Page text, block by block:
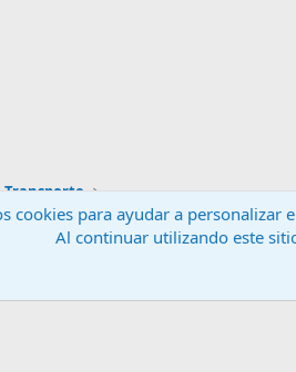
Transporte
cookies para ayudar a personalizar
Al continuar utilizando este